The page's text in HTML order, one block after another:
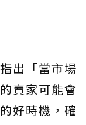
出「當市場
賣家可能會
好時機，確